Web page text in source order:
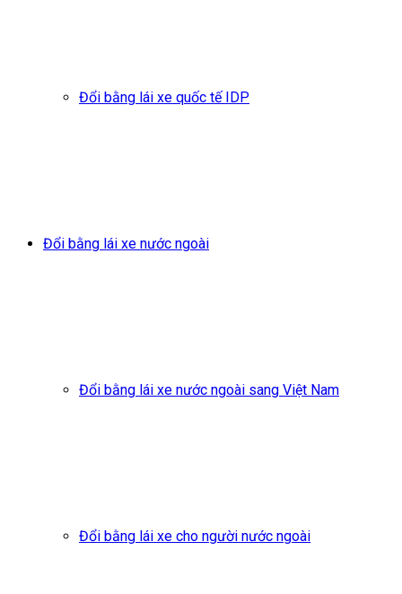
Đổi bằng lái xe quốc tế IDP
Đổi bằng lái xe nước ngoài
Đổi bằng lái xe nước ngoài sang Việt Nam
Đổi bằng lái xe cho người nước ngoài